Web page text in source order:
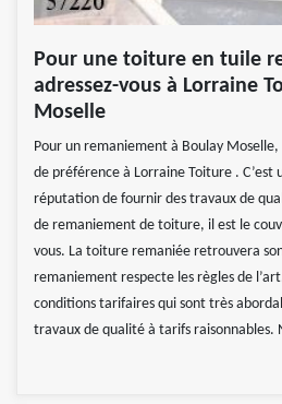
Pour une toiture en tuile
adressez-vous à Lorraine
Moselle
Pour un remaniement à Boulay
de préférence à Lorraine Toiture . C’est
réputation de fournir des travaux de
de remaniement de toiture, il est le
vous. La toiture remaniée retrouvera
remaniement respecte les règles de
conditions tarifaires qui sont très
travaux de qualité à tarifs raisonnables.